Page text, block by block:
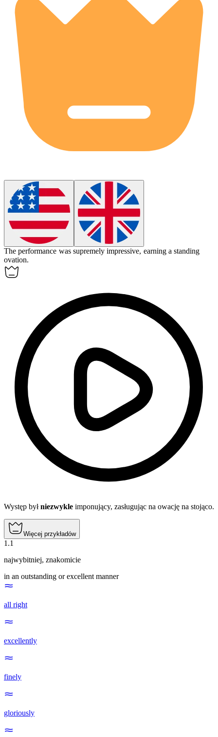
The performance was supremely impressive, earning a standing
ovation.
Występ byłniezwykle imponujący, zasługując na owację na stojąco.
Więcej przykładów
1 .1
najwybitniej, znakomicie
in an outstanding or excellent manner
all right
excellently
finely
gloriously